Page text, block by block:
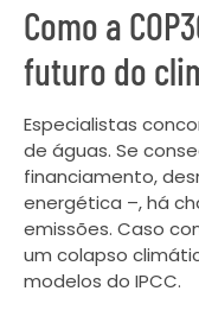
Como a
futuro do
Especialistas
de águas. Se
financiamento,
energética –, há
emissões. Caso
um colapso
modelos do IPCC.